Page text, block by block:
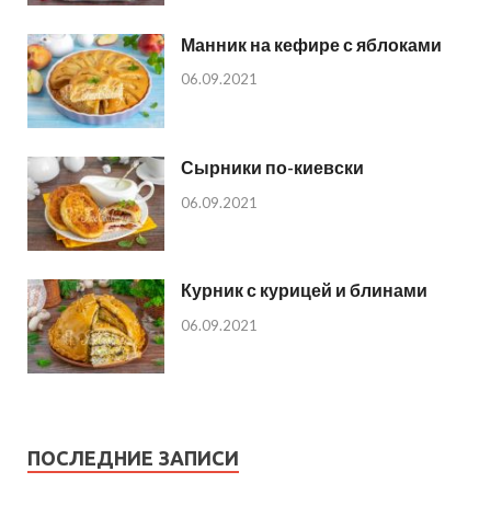
Манник на кефире с яблоками
06.09.2021
Сырники по-киевски
06.09.2021
Курник с курицей и блинами
06.09.2021
ПОСЛЕДНИЕ ЗАПИСИ